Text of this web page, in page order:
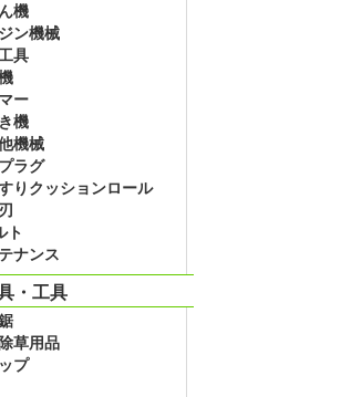
機
ン機械
具
ー
機
機械
ラグ
りクッションロール
ト
ナンス
・工具
草用品
プ